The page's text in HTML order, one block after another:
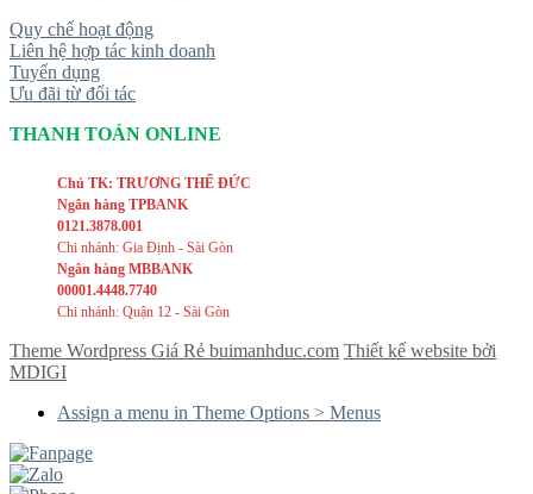
Quy chế hoạt động
Liên hệ hợp tác kinh doanh
Tuyển dụng
Ưu đãi từ đối tác
THANH TOÁN ONLINE
Chủ TK: TRƯƠNG THẾ ĐỨC
Ngân hàng TPBANK
0121.3878.001
Chi nhánh: Gia Định - Sài Gòn
Ngân hàng MBBANK
00001.4448.7740
Chi nhánh: Quận 12 - Sài Gòn
Theme Wordpress Giá Rẻ buimanhduc.com Thiết kế website bởi
MDIGI
Assign a menu in Theme Options > Menus